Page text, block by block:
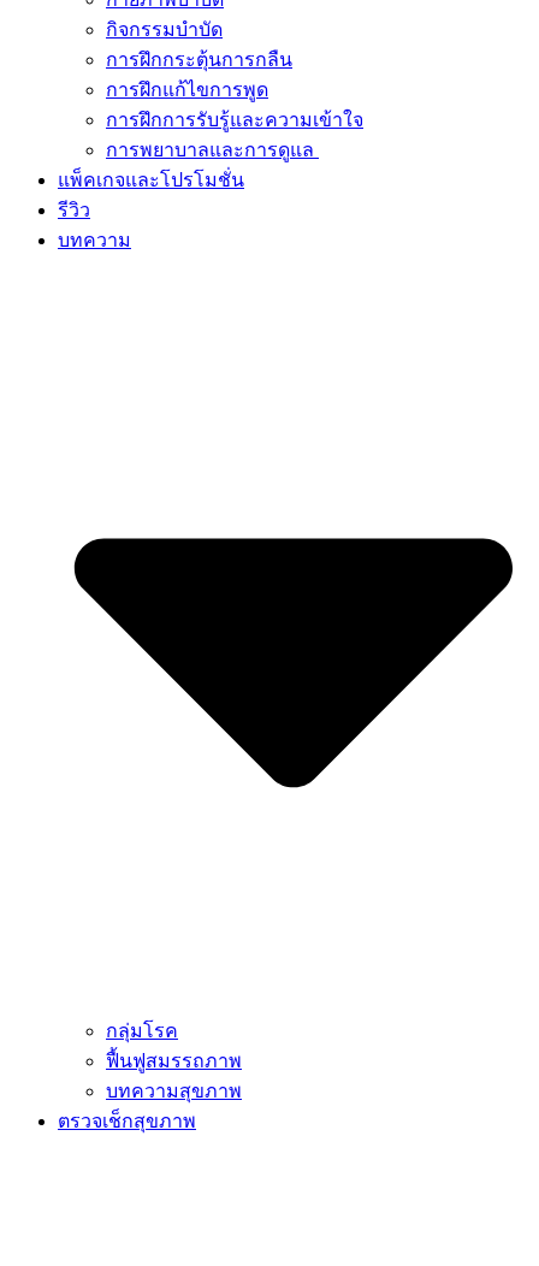
กิจกรรมบำบัด
การฝึกกระตุ้นการกลืน
การฝึกแก้ไขการพูด
การฝึกการรับรู้และความเข้าใจ
การพยาบาลและการดูแล
แพ็คเกจและโปรโมชั่น
รีวิว
บทความ
กลุ่มโรค
ฟื้นฟูสมรรถภาพ
บทความสุขภาพ
ตรวจเช็กสุขภาพ